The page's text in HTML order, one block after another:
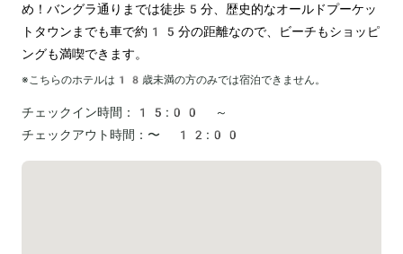
め！バングラ通りまでは徒歩5分、歴史的なオールドプーケッ
トタウンまでも車で約15分の距離なので、ビーチもショッピ
ングも満喫できます。
※こちらのホテルは 18 歳未満の方のみでは宿泊できません。
チェックイン時間：
15:00 ～
チェックアウト時間： 〜 12:00